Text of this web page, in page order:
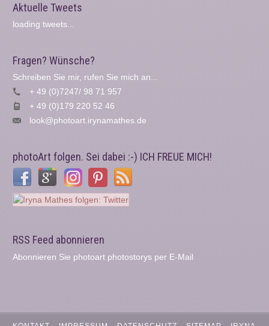
Aktuelle Tweets
loading tweets...
Fragen? Wünsche?
Schreiben Sie mir, rufen Sie mich an...
+ 49 (0)7247/ 98 71 957
+ 49 (0)179 220 52 46
look@photoart.irynamathes.de
photoArt folgen. Sei dabei :-) ICH FREUE MICH!
RSS Feed abonnieren
Abonnieren Sie photoart photostorys per E-Mail